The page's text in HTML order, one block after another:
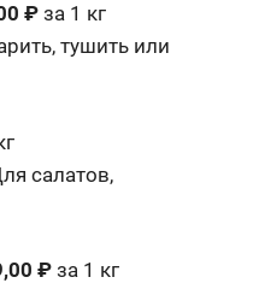
₽ за 1 кг
тушить или
салатов,
₽ за 1 кг